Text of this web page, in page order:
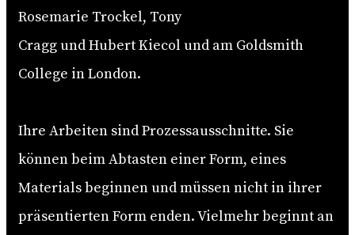
Rosemarie Trockel, Tony
Cragg und Hubert Kiecol und am Goldsmith
College in London.
Ihre Arbeiten sind Prozessausschnitte. Sie
können beim Abtasten einer Form, eines
Materials beginnen und müssen nicht in ihrer
präsentierten Form enden. Vielmehr beginnt an